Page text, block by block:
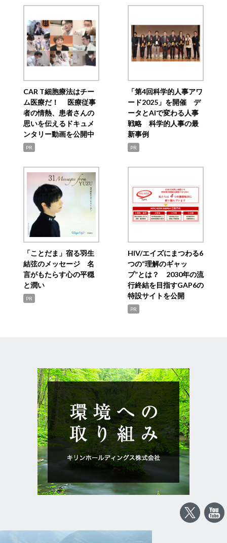
CAR T細胞療法はチー
ム医療だ！ 医療従事
者の情熱、患者さんの
思いを伝えるドキュメ
ンタリー動画を公開中
PR
「第4回科学的人事アワ
ード2025」を開催 デ
ータとAIで変わる人事
戦略 科学的人事の最
新事例
PR
「ことだま」宿る羽生
結弦のメッセージ 名
言がもたらす心の平穏
と潤い
PR
HIV/エイズにまつわる6
つの“理解のギャッ
プ”とは？ 2030年の流
行終結を目指すGAP6の
特設サイトを公開
PR